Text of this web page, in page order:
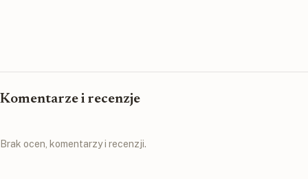
Komentarze i recenzje
Brak ocen, komentarzy i recenzji.